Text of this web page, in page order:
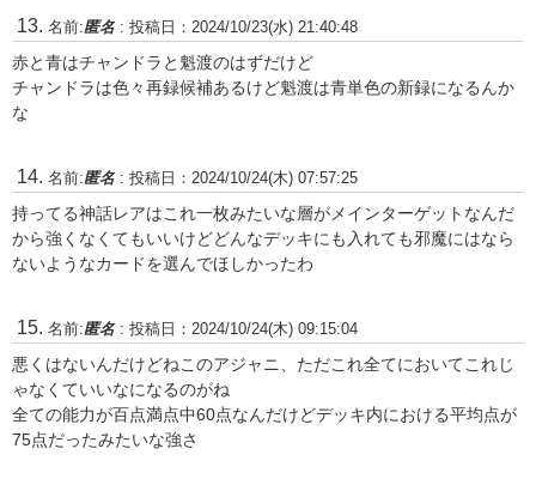
名前:匿名 : 投稿日：2024/10/23(水) 21:40:48
赤と青はチャンドラと魁渡のはずだけど
チャンドラは色々再録候補あるけど魁渡は青単色の新録になるんか
な
名前:匿名 : 投稿日：2024/10/24(木) 07:57:25
持ってる神話レアはこれ一枚みたいな層がメインターゲットなんだ
から強くなくてもいいけどどんなデッキにも入れても邪魔にはなら
ないようなカードを選んでほしかったわ
名前:匿名 : 投稿日：2024/10/24(木) 09:15:04
悪くはないんだけどねこのアジャニ、ただこれ全てにおいてこれじ
ゃなくていいなになるのがね
全ての能力が百点満点中60点なんだけどデッキ内における平均点が
75点だったみたいな強さ